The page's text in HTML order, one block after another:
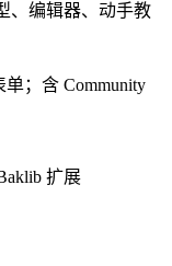
、编辑器、动手教
；含 Community
扩展